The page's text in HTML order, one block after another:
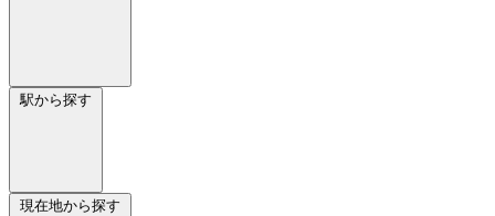
駅から探す
現在地から探す